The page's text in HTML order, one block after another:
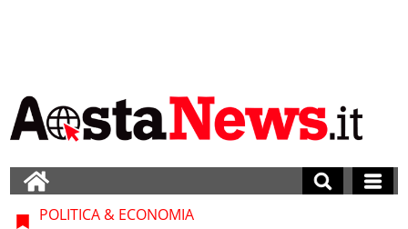
POLITICA & ECONOMIA